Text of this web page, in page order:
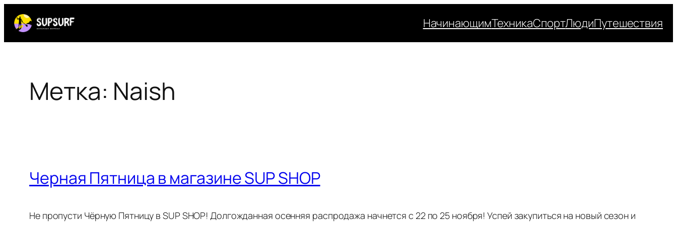
Перейти
содержимому
НачинающимТехникаСпортЛюдиПутешествия
Метка: Naish
Черная Пятница в магазине SUP SHOP
Не пропусти Чёрную Пятницу в SUP SHOP! Долгожданная осенняя распродажа начнется с 22 по 25 ноября! Успей закупиться на новый сезон и